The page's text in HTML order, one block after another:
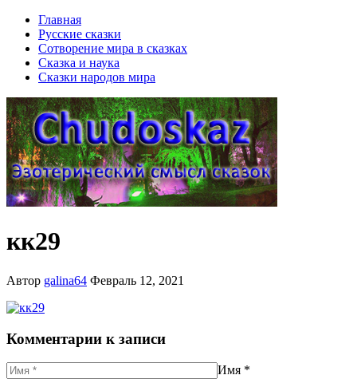
Главная
Русские сказки
Сотворение мира в сказках
Сказка и наука
Сказки народов мира
кк29
Автор galina64 Февраль 12, 2021
Комментарии к записи
Имя *